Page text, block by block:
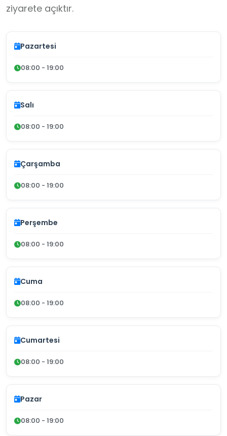
ziyarete açıktır.
Pazartesi
08:00 - 19:00
Salı
08:00 - 19:00
Çarşamba
08:00 - 19:00
Perşembe
08:00 - 19:00
Cuma
08:00 - 19:00
Cumartesi
08:00 - 19:00
Pazar
08:00 - 19:00